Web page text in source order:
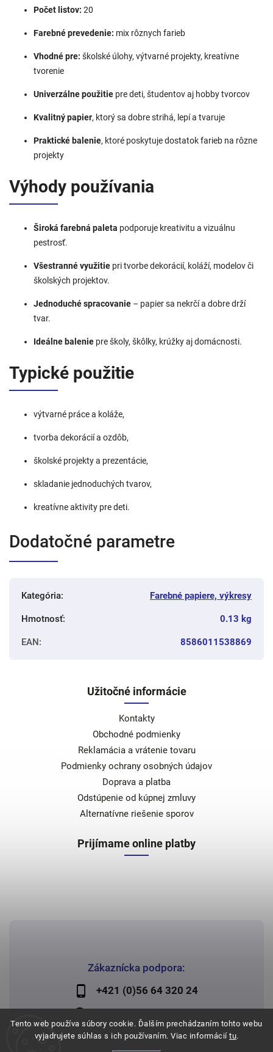
Tento web používa súbory cookie. Ďalším prechádzaním tohto webu
vyjadrujete súhlas s ich používaním. Viac informácií tu.
Počet listov: 20
Farebné prevedenie: mix rôznych farieb
Vhodné pre: školské úlohy, výtvarné projekty, kreatívne
tvorenie
Univerzálne použitie pre deti, študentov aj hobby tvorcov
Kvalitný papier, ktorý sa dobre strihá, lepí a tvaruje
Praktické balenie, ktoré poskytuje dostatok farieb na rôzne
projekty
Výhody používania
Široká farebná paleta podporuje kreativitu a vizuálnu
pestrosť.
Všestranné využitie pri tvorbe dekorácií, koláží, modelov či
školských projektov.
Jednoduché spracovanie – papier sa nekrčí a dobre drží
tvar.
Ideálne balenie pre školy, škôlky, krúžky aj domácnosti.
Typické použitie
výtvarné práce a koláže,
tvorba dekorácií a ozdôb,
školské projekty a prezentácie,
skladanie jednoduchých tvarov,
kreatívne aktivity pre deti.
Dodatočné parametre
Kategória: Farebné papiere, výkresy
Hmotnosť: 0.13 kg
EAN: 8586011538869
Zákaznícka podpora:
+421 (0)56 64 320 24
Užitočné informácie
Kontakty
Obchodné podmienky
Reklamácia a vrátenie tovaru
Podmienky ochrany osobných údajov
Doprava a platba
Odstúpenie od kúpnej zmluvy
Alternatívne riešenie sporov
Prijímame online platby